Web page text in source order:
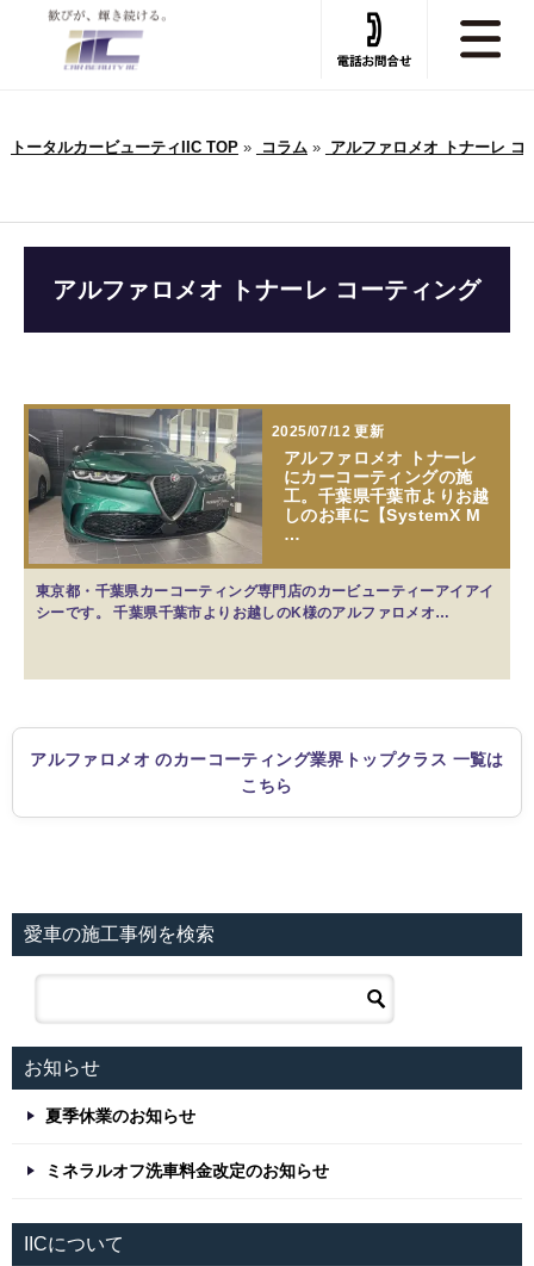
トータルカービューティIIC TOP» コラム» アルファロメオ トナーレ コ
アルファロメオ トナーレ コーティング
2025/07/12 更新
アルファロメオ トナーレ
にカーコーティングの施
工。千葉県千葉市よりお越
しのお車に【SystemX M
…
東京都・千葉県カーコーティング専門店のカービューティーアイアイ
シーです。 千葉県千葉市よりお越しのK様のアルファロメオ…
アルファロメオ のカーコーティング業界トップクラス 一覧は
こちら
愛車の施工事例を検索
お知らせ
夏季休業のお知らせ
ミネラルオフ洗車料金改定のお知らせ
IICについて